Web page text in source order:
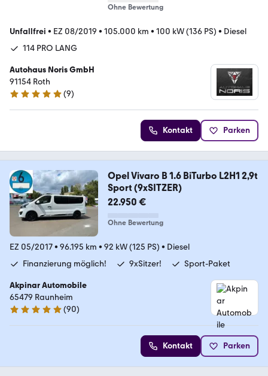
Ohne Bewertung
Unfallfrei • EZ 08/2019 • 105.000 km • 100 kW (136 PS) • Diesel
114 PRO LANG
Autohaus Noris GmbH
91154 Roth
4.9 Sterne
(9)
Kontakt Parken
Opel Vivaro B 1.6 BiTurbo L2H1 2,9t
Sport (9xSITZER)
22.950 €
Ohne Bewertung
EZ 05/2017• 96.195 km • 92 kW (125 PS) • Diesel
Finanzierung möglich!
9xSitzer! Sport-Paket
Akpinar Automobile
65479 Raunheim
4.8 Sterne
(90)
Kontakt Parken